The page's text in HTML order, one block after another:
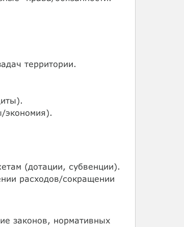
территории.
экономия).
(дотации, субвенции).
расходов/сокращении
законов, нормативных